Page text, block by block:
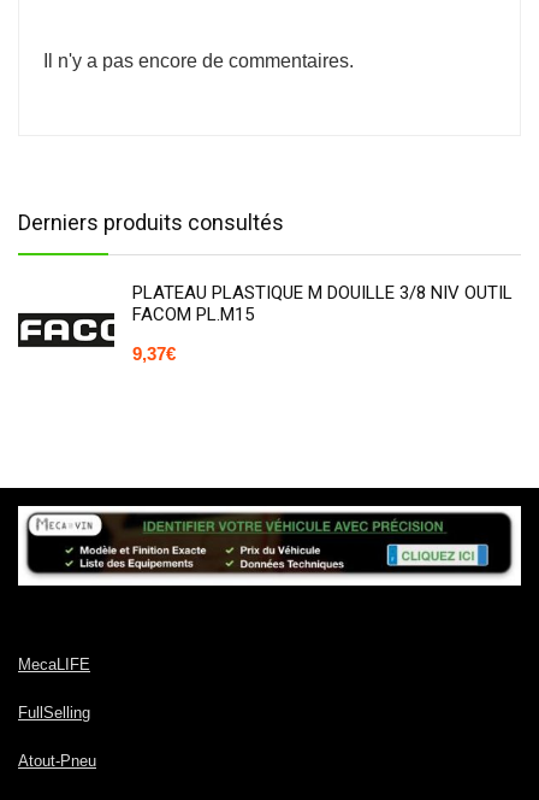
Il n'y a pas encore de commentaires.
Derniers produits consultés
PLATEAU PLASTIQUE M DOUILLE 3/8 NIV OUTIL
FACOM PL.M15
9,37€
MecaLIFE
FullSelling
Atout-Pneu